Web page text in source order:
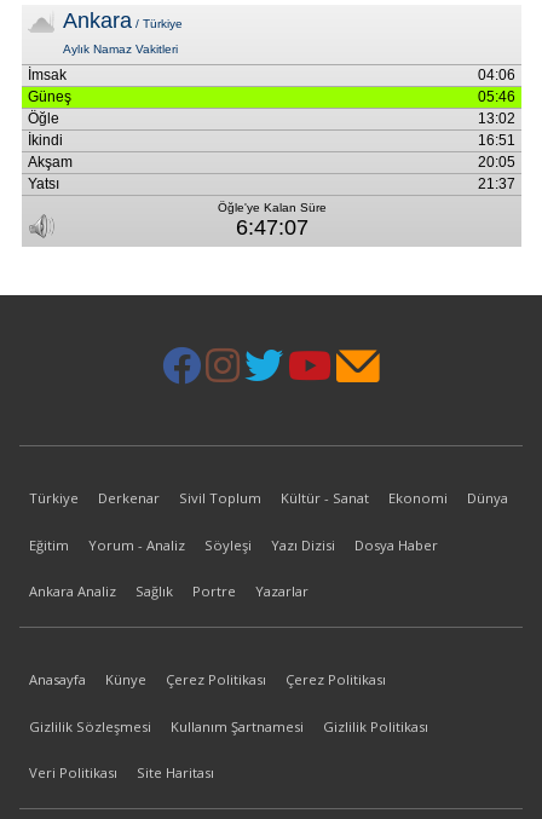
Türkiye Derkenar Sivil Toplum Kültür - Sanat Ekonomi Dünya
Eğitim Yorum - Analiz Söyleşi Yazı Dizisi Dosya Haber
Ankara Analiz Sağlık Portre Yazarlar
Anasayfa Künye Çerez Politikası Çerez Politikası
Gizlilik Sözleşmesi Kullanım Şartnamesi Gizlilik Politikası
Veri Politikası Site Haritası